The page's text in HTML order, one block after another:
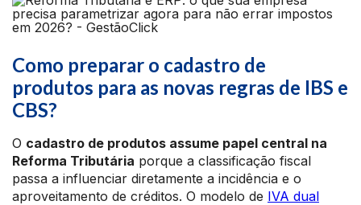
Como preparar o cadastro de
produtos para as novas regras de IBS e
CBS?
O cadastro de produtos assume papel central na
Reforma Tributária porque a classificação fiscal
passa a influenciar diretamente a incidência e o
aproveitamento de créditos. O modelo de IVA dual